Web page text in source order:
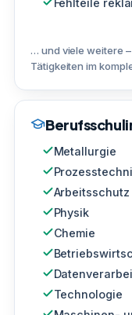
… und viele weitere
Tätigkeiten im
Metallurgie
Arbeitsschutz
Physik
Chemie
Technologie